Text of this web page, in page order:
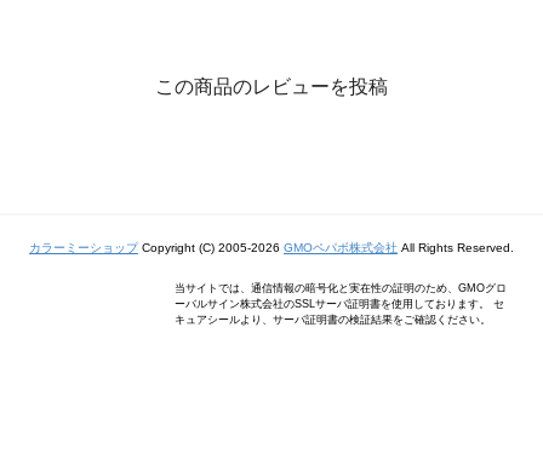
この商品のレビューを投稿
カラーミーショップCopyright (C) 2005-2026 GMOペパボ株式会社 All Rights Reserved.
当サイトでは、通信情報の暗号化と実在性の証明のため、GMOグロ
ーバルサイン株式会社のSSLサーバ証明書を使用しております。 セ
キュアシールより、サーバ証明書の検証結果をご確認ください。